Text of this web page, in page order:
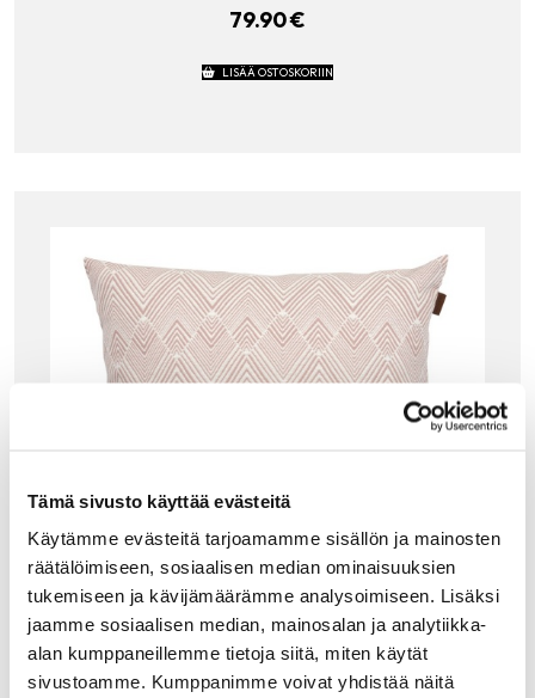
Tämä sivusto käyttää evästeitä
Käytämme evästeitä tarjoamamme sisällön ja mainosten
räätälöimiseen, sosiaalisen median ominaisuuksien
tukemiseen ja kävijämäärämme analysoimiseen. Lisäksi
jaamme sosiaalisen median, mainosalan ja analytiikka-
alan kumppaneillemme tietoja siitä, miten käytät
sivustoamme. Kumppanimme voivat yhdistää näitä
79.90€
LISÄÄ OSTOSKORIIN
GANT HOME